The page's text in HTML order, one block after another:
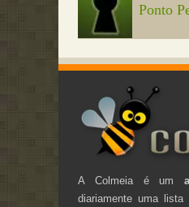
Ponto
A Colmeia é um
diariamente uma